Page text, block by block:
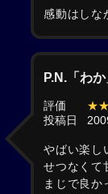
感動はしな
P.N.「わ
評価
投稿日
やばい楽し
せつなくて
まじで良か